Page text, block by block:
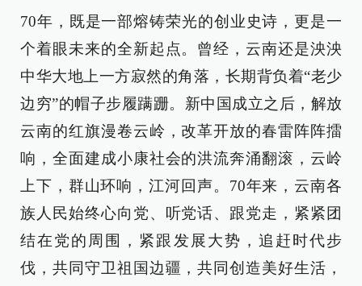
70年，既是一部熔铸荣光的创业史诗，更是一
个着眼未来的全新起点。曾经，云南还是泱泱
中华大地上一方寂然的角落，长期背负着“老少
边穷”的帽子步履蹒跚。新中国成立之后，解放
云南的红旗漫卷云岭，改革开放的春雷阵阵擂
响，全面建成小康社会的洪流奔涌翻滚，云岭
上下，群山环响，江河回声。70年来，云南各
族人民始终心向党、听党话、跟党走，紧紧团
结在党的周围，紧跟发展大势，追赶时代步
伐，共同守卫祖国边疆，共同创造美好生活，